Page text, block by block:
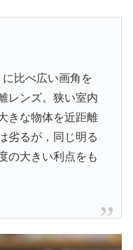
比べ広い画角を
レンズ。狭い室内
きな物体を近距離
劣るが，同じ明る
の大きい利点をも